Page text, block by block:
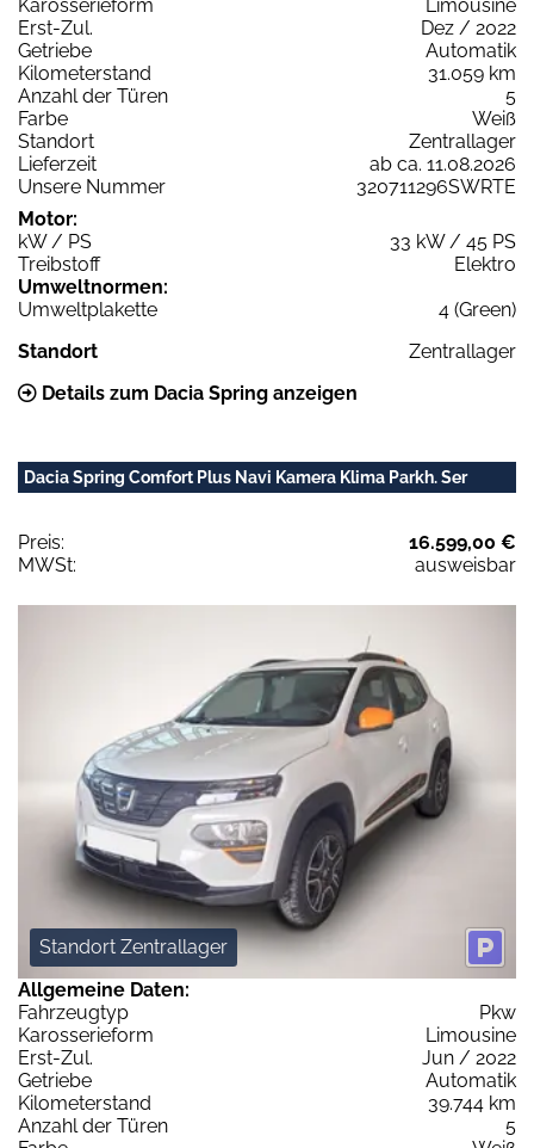
Karosserieform
Limousine
Erst-Zul.
Dez / 2022
Getriebe
Automatik
Kilometerstand
31.059 km
Anzahl der Türen
5
Farbe
Weiß
Standort
Zentrallager
Lieferzeit
ab ca. 11.08.2026
Unsere Nummer
320711296SWRTE
Motor:
kW / PS
33 kW / 45 PS
Treibstoff
Elektro
Umweltnormen:
Umweltplakette
4 (Green)
Standort
Zentrallager
Details zum Dacia Spring anzeigen
Dacia Spring Comfort Plus Navi Kamera Klima Parkh. Ser
Preis:
16.599,00 €
MWSt:
ausweisbar
Standort Zentrallager
Allgemeine Daten:
Fahrzeugtyp
Pkw
Karosserieform
Limousine
Erst-Zul.
Jun / 2022
Getriebe
Automatik
Kilometerstand
39.744 km
Anzahl der Türen
5